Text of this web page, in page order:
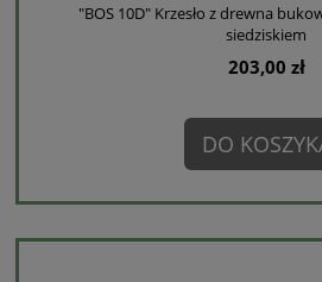
"BOS 10D" Krzesło z drewna
siedziskiem
203,00 zł
DO